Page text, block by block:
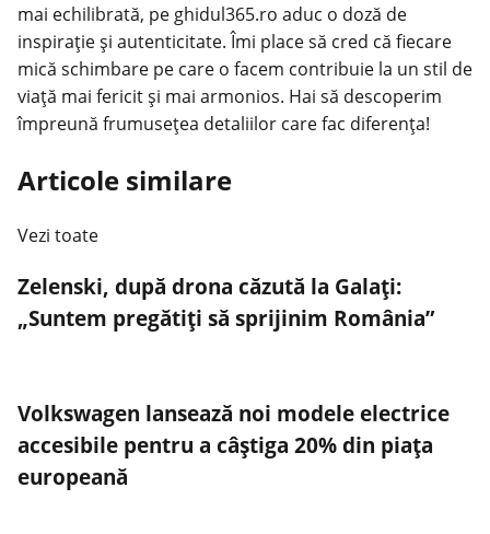
mai echilibrată, pe ghidul365.ro aduc o doză de
inspirație și autenticitate. Îmi place să cred că fiecare
mică schimbare pe care o facem contribuie la un stil de
viață mai fericit și mai armonios. Hai să descoperim
împreună frumusețea detaliilor care fac diferența!
Articole similare
Vezi toate
Zelenski, după drona căzută la Galați:
„Suntem pregătiți să sprijinim România”
Volkswagen lansează noi modele electrice
accesibile pentru a câștiga 20% din piața
europeană